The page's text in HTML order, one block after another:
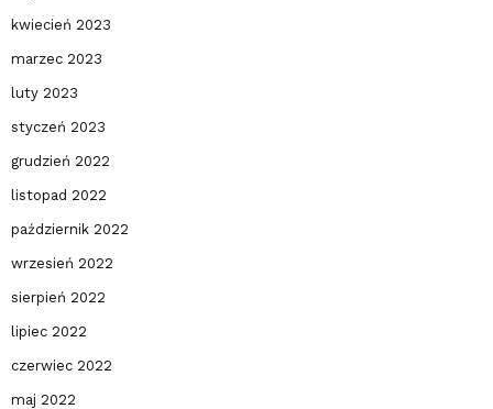
kwiecień 2023
marzec 2023
luty 2023
styczeń 2023
grudzień 2022
listopad 2022
październik 2022
wrzesień 2022
sierpień 2022
lipiec 2022
czerwiec 2022
maj 2022